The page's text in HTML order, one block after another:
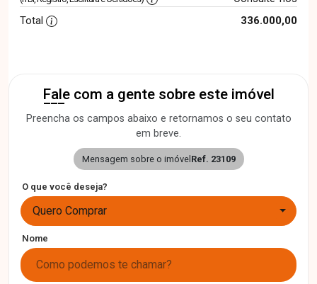
Total
336.000,00
Fale com a gente sobre este imóvel
Preencha os campos abaixo e retornamos o seu contato
em breve.
Mensagem sobre o imóvel Ref. 23109
O que você deseja?
Quero Comprar
Nome